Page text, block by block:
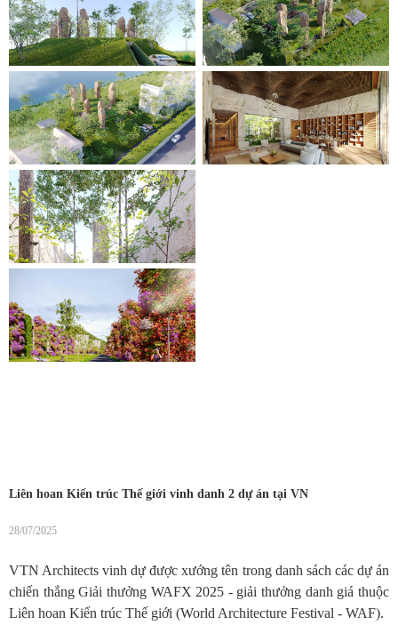
Liên hoan Kiến trúc Thế giới vinh danh 2 dự án tại VN
28/07/2025
VTN Architects vinh dự được xướng tên trong danh sách các dự án
chiến thắng Giải thưởng WAFX 2025 - giải thưởng danh giá thuộc
Liên hoan Kiến trúc Thế giới (World Architecture Festival - WAF).